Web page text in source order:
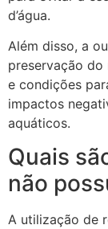
d’água.
Além disso, a
preservação
e condições
impactos
aquáticos.
Quais
não
A utilização de